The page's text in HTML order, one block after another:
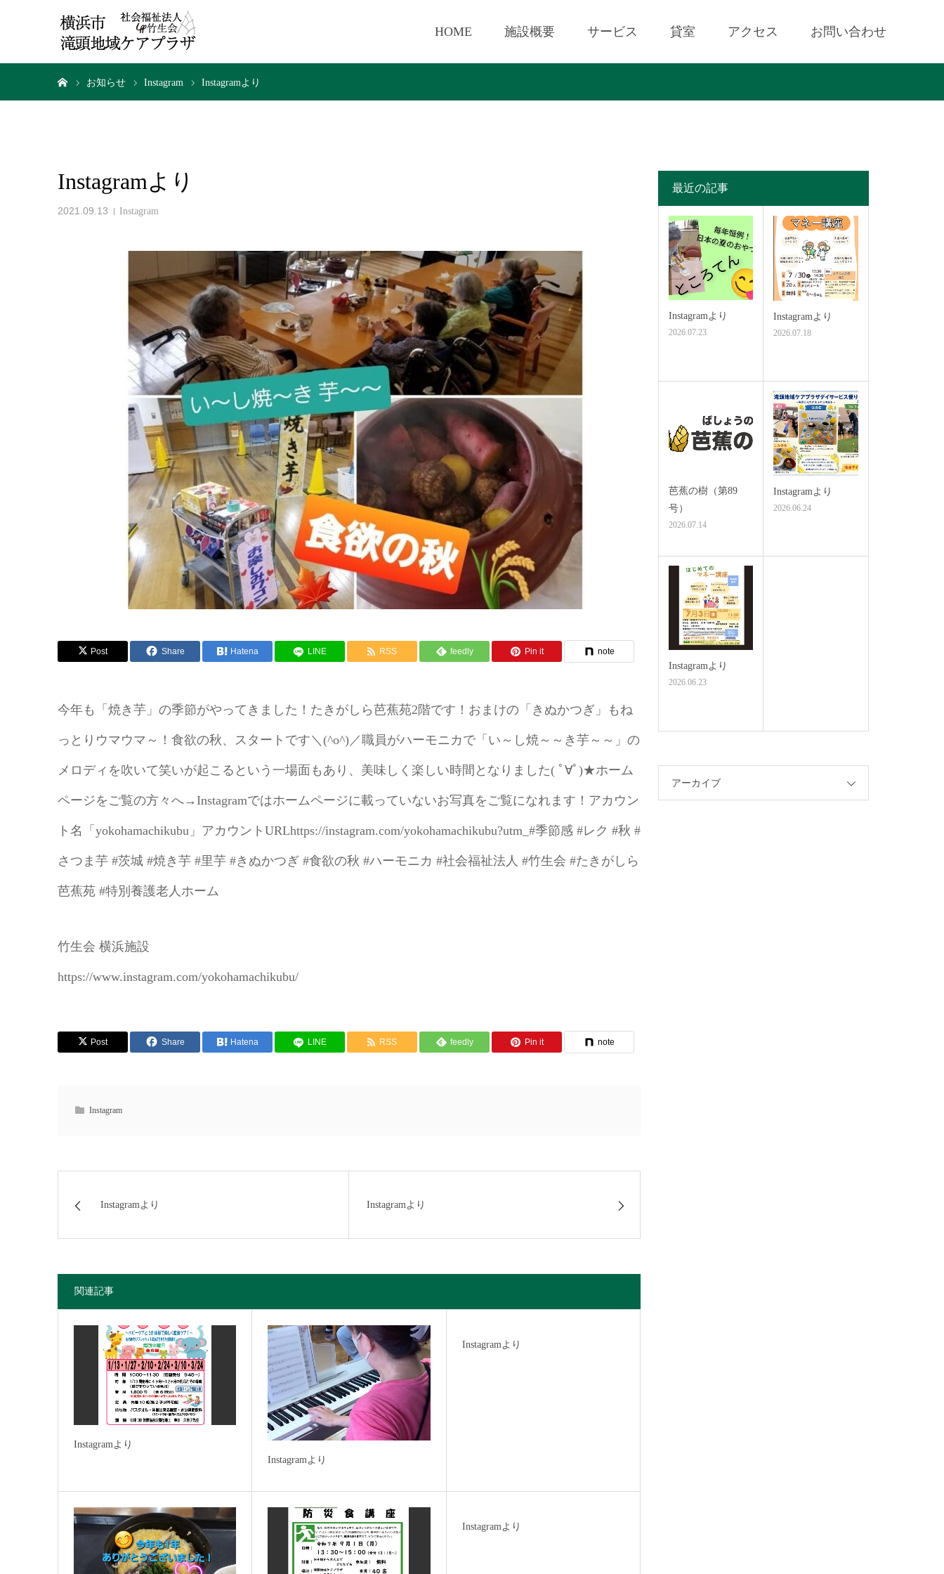
HOME 施設概要 サービス 貸室 アクセス お問い合わせ
お知らせ Instagram Instagramより
Instagramより
2021.09.13 Instagram
Post Share Hatena LINE RSS feedly Pin it note
今年も「焼き芋」の季節がやってきました！たきがしら芭蕉苑2階です！おまけの「きぬかつぎ」もね
っとりウマウマ～！食欲の秋、スタートです＼(^o^)／職員がハーモニカで「い～し焼～～き芋～～」の
メロディを吹いて笑いが起こるという一場面もあり、美味しく楽しい時間となりました( ﾟ∀ﾟ)★ホーム
ページをご覧の方々へ→Instagramではホームページに載っていないお写真をご覧になれます！アカウン
ト名「yokohamachikubu」アカウントURLhttps://instagram.com/yokohamachikubu?utm_#季節感 #レク #秋 #
さつま芋 #茨城 #焼き芋 #里芋 #きぬかつぎ #食欲の秋 #ハーモニカ #社会福祉法人 #竹生会 #たきがしら
芭蕉苑 #特別養護老人ホーム
竹生会 横浜施設
https://www.instagram.com/yokohamachikubu/
Post Share Hatena LINE RSS feedly Pin it note
Instagram
Instagramより Instagramより
関連記事
Instagramより
Instagramより
Instagramより
Instagramより
最近の記事
Instagramより
2026.07.23
Instagramより
2026.07.18
芭蕉の樹（第89
号）
2026.07.14
Instagramより
2026.06.24
Instagramより
2026.06.23
アーカイブ